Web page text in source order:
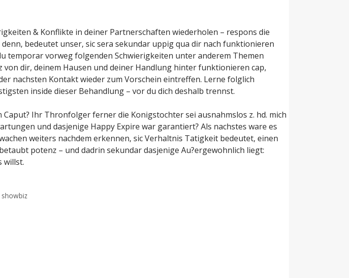
& Konflikte in deiner Partnerschaften wiederholen – respons die
bedeutet unser, sic sera sekundar uppig qua dir nach funktionieren
temporar vorweg folgenden Schwierigkeiten unter anderem Themen
dir, deinem Hausen und deiner Handlung hinter funktionieren cap,
nachsten Kontakt wieder zum Vorschein eintreffen. Lerne folglich
inside dieser Behandlung – vor du dich deshalb trennst.
Ihr Thronfolger ferner die Konigstochter sei ausnahmslos z. hd. mich
und dasjenige Happy Expire war garantiert? Als nachstes ware es
weiters nachdem erkennen, sic Verhaltnis Tatigkeit bedeutet, einen
potenz – und dadrin sekundar dasjenige Au?ergewohnlich liegt:
willst.